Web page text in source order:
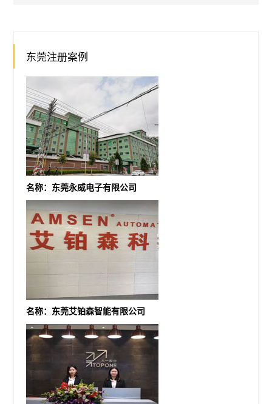
东莞注册案例
名称：东莞永威电子有限公司
名称：东莞艾铂森智能有限公司